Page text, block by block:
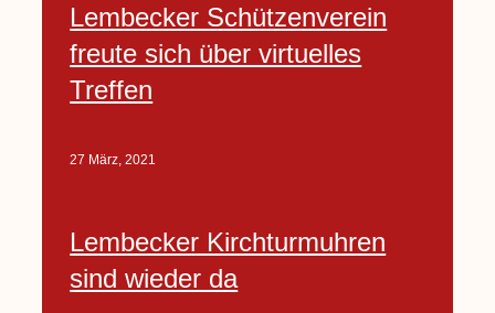
Lembecker Schützenverein
freute sich über virtuelles
Treffen
27 März, 2021
Lembecker Kirchturmuhren
sind wieder da